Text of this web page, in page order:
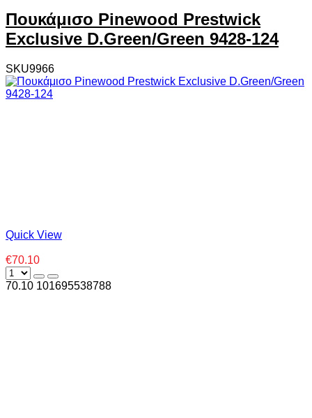
Πουκάμισο Pinewood Prestwick
Exclusive D.Green/Green 9428-124
SKU9966
Quick View
€70.10
70.10 101695538788